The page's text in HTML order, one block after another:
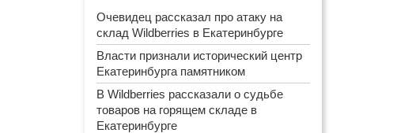
Очевидец рассказал про атаку на
склад Wildberries в Екатеринбурге
Власти признали исторический центр
Екатеринбурга памятником
В Wildberries рассказали о судьбе
товаров на горящем складе в
Екатеринбурге